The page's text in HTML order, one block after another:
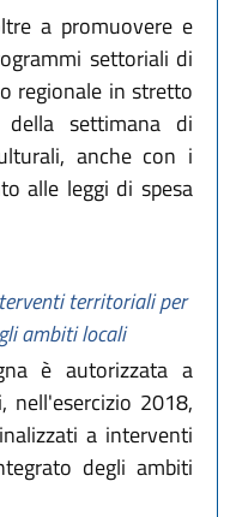
a promuovere e
settoriali di
regionale in stretto
della settimana di
anche con i
alle leggi di spesa
territoriali per
ambiti locali
è autorizzata a
nell'esercizio 2018,
a interventi
degli ambiti